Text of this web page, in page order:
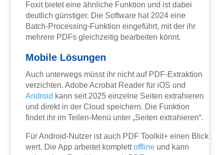
Foxit bietet eine ähnliche Funktion und ist dabei
deutlich günstiger. Die Software hat 2024 eine
Batch-Processing-Funktion eingeführt, mit der ihr
mehrere PDFs gleichzeitig bearbeiten könnt.
Mobile Lösungen
Auch unterwegs müsst ihr nicht auf PDF-Extraktion
verzichten. Adobe Acrobat Reader für iOS und
Android kann seit 2025 einzelne Seiten extrahieren
und direkt in der Cloud speichern. Die Funktion
findet ihr im Teilen-Menü unter „Seiten extrahieren“.
Für Android-Nutzer ist auch PDF Toolkit+ einen Blick
wert. Die App arbeitet komplettoffline und kann